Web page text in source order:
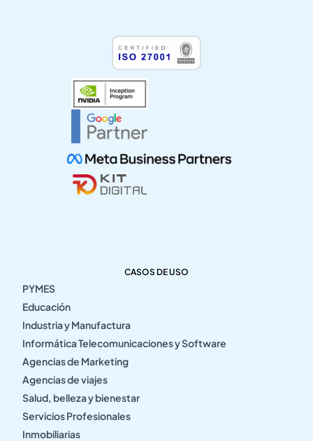
CASOS DE USO
PYMES
Educación
Industria y Manufactura
Informática Telecomunicaciones y Software
Agencias de Marketing
Agencias de viajes
Salud, belleza y bienestar
Servicios Profesionales
Inmobiliarias